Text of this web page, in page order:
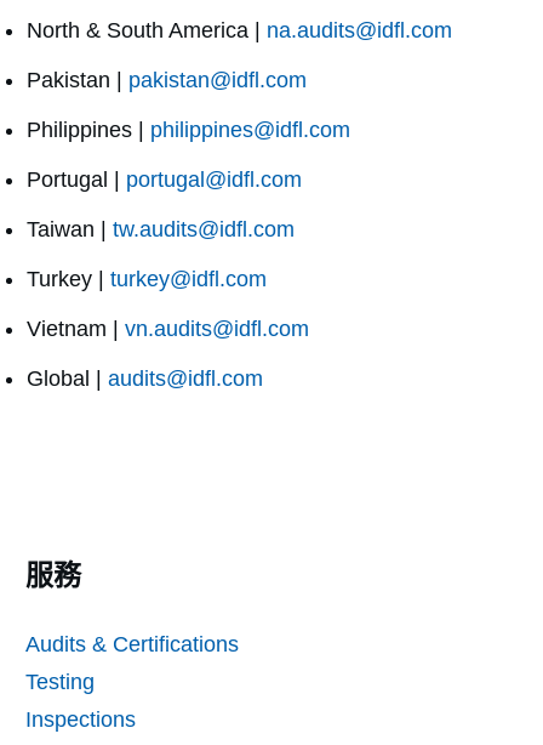
North & South America | na.audits@idfl.com
Pakistan | pakistan@idfl.com
Philippines | philippines@idfl.com
Portugal | portugal@idfl.com
Taiwan | tw.audits@idfl.com
Turkey | turkey@idfl.com
Vietnam | vn.audits@idfl.com
Global | audits@idfl.com
服務
Audits & Certifications
Testing
Inspections